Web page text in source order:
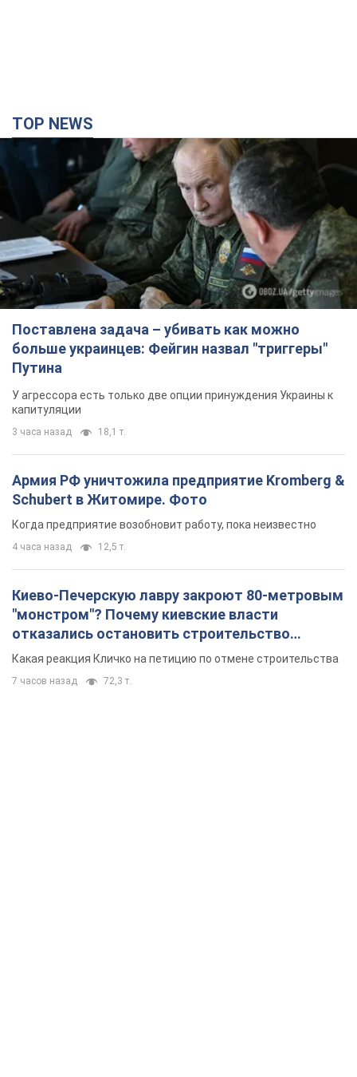
TOP NEWS
Поставлена задача – убивать как можно
больше украинцев: Фейгин назвал "триггеры"
Путина
У агрессора есть только две опции принуждения Украины к
капитуляции
3 часа назад 18,1 т.
Армия РФ уничтожила предприятие Kromberg &
Schubert в Житомире. Фото
Когда предприятие возобновит работу, пока неизвестно
4 часа назад 12,5 т.
Киево-Печерскую лавру закроют 80-метровым
"монстром"? Почему киевские власти
отказались остановить строительство
небоскреба "московского верующего"
Какая реакция Кличко на петицию по отмене строительства
7 часов назад 72,3 т.